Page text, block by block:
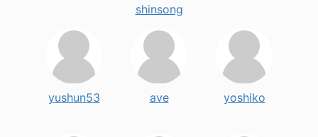
shinsong
yushun53 ave yoshiko